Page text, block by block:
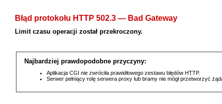
Błąd protokołu HTTP 502.3 — Bad Gateway
Limit czasu operacji został przekroczony.
Najbardziej prawdopodobne przyczyny:
Aplikacja CGI nie zwróciła prawidłowego zestawu błędów HTTP.
Serwer pełniący rolę serwera proxy lub bramy nie mógł przetworzyć